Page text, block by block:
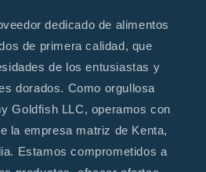
dedicado de alimentos
de primera calidad, que
de los entusiastas y
dorados. Como orgullosa
Goldfish LLC, operamos con
la empresa matriz de Kenta,
Estamos comprometidos a